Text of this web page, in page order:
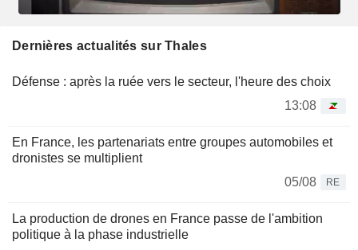
Dernières actualités sur Thales
Défense : après la ruée vers le secteur, l'heure des choix
13:08
En France, les partenariats entre groupes automobiles et
dronistes se multiplient
05/08
RE
La production de drones en France passe de l'ambition
politique à la phase industrielle